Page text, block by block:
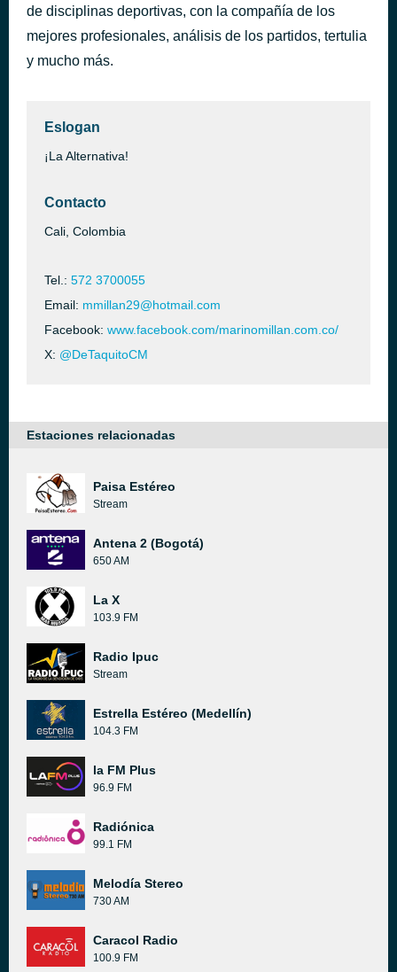
Melina
Camilo Sesto
hace 3 días
de disciplinas deportivas, con la compañía de los
mejores profesionales, análisis de los partidos, tertulia
y mucho más.
Eslogan
¡La Alternativa!
Contacto
Cali, Colombia
Tel.: 572 3700055
Email: mmillan29@hotmail.com
Facebook: www.facebook.com/marinomillan.com.co/
X: @DeTaquitoCM
Estaciones relacionadas
Paisa Estéreo
Stream
Antena 2 (Bogotá)
650 AM
La X
103.9 FM
Radio Ipuc
Stream
Estrella Estéreo (Medellín)
104.3 FM
la FM Plus
96.9 FM
Radiónica
99.1 FM
Melodía Stereo
730 AM
Caracol Radio
100.9 FM